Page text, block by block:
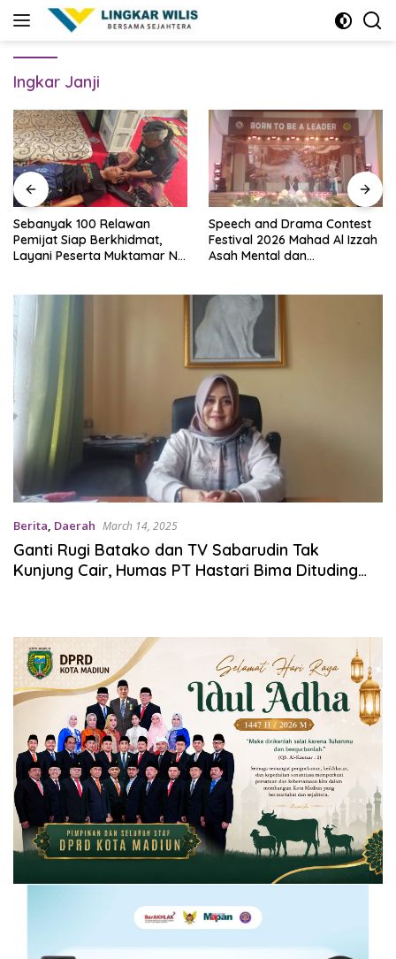
Ingkar Janji
Sebanyak 100 Relawan
Pemijat Siap Berkhidmat,
Layani Peserta Muktamar NU
Speech and Drama Contest
Festival 2026 Mahad Al Izzah
Asah Mental dan
Berita, Daerah March 14, 2025
Ganti Rugi Batako dan TV Sabarudin Tak
Kunjung Cair, Humas PT Hastari Bima Dituding